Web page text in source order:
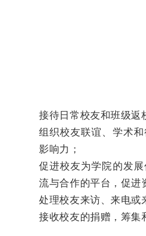
接待日常校友和班级返
组织校友联谊、学术
影响力；
促进校友为学院的发
流与合作的平台，促进
处理校友来访、来电或
接收校友的捐赠，筹集